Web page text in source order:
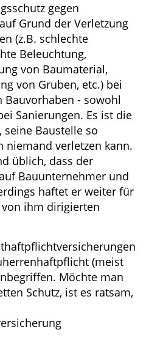
gegen
Grund der Verletzung
(z.B. schlechte
Beleuchtung,
von Baumaterial,
von Gruben, etc.) bei
- sowohl
Sanierungen. Es ist die
seine Baustelle so
niemand verletzen kann.
üblich, dass der
Bauunternehmer und
haftet er weiter für
ihm dirigierten
(meist
Möchte man
Schutz, ist es ratsam,